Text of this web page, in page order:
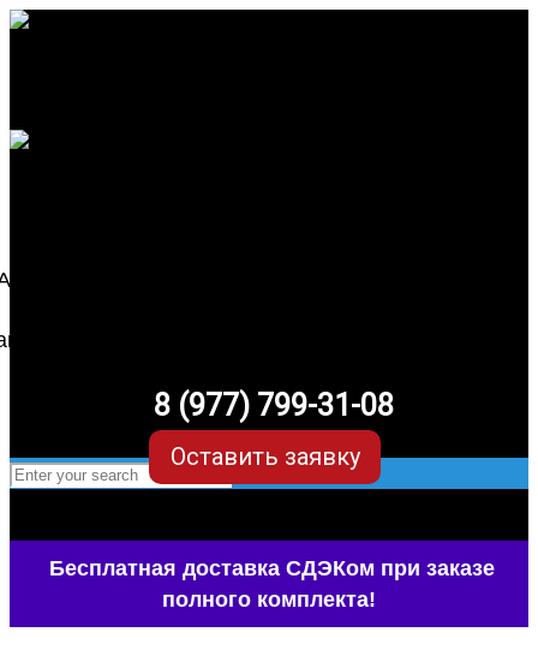
8 (977) 799-31-08
Оставить заявку
Бесплатная доставка СДЭКом при заказе
полного комплекта!